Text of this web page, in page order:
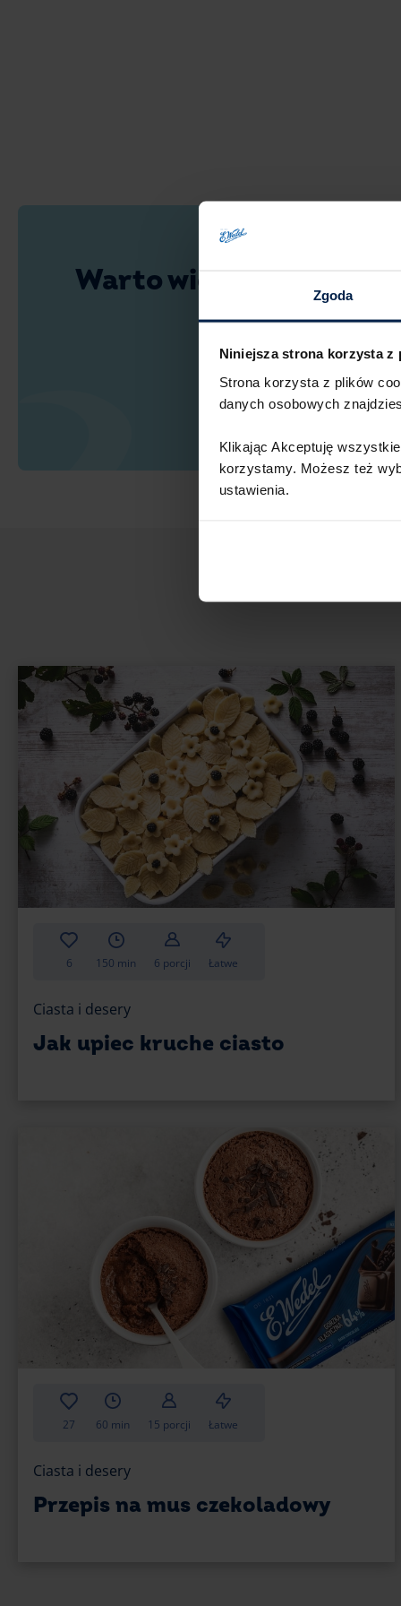
Zgoda
Niniejsza strona korzysta z
Strona korzysta z plików
danych osobowych
Klikając Akceptuję
korzystamy. Możesz też
ustawienia.​ ​
Warto wiedzieć
6 150 min 6 porcji Łatwe
Ciasta i desery
Jak upiec kruche ciasto
27 60 min 15 porcji Łatwe
Ciasta i desery
Przepis na mus czekoladowy